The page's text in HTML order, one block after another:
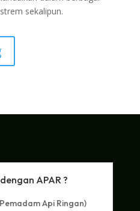
sekalipun.
APAR ?
Api Ringan)